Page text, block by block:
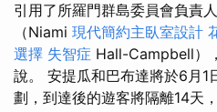
引用了所羅門群島委員會負責
（Niami 現代簡約主臥室設計
選擇 失智症 Hall-Campbell）
說。 安提瓜和巴布達將於6月1
劃，到達後的遊客將隔離14天